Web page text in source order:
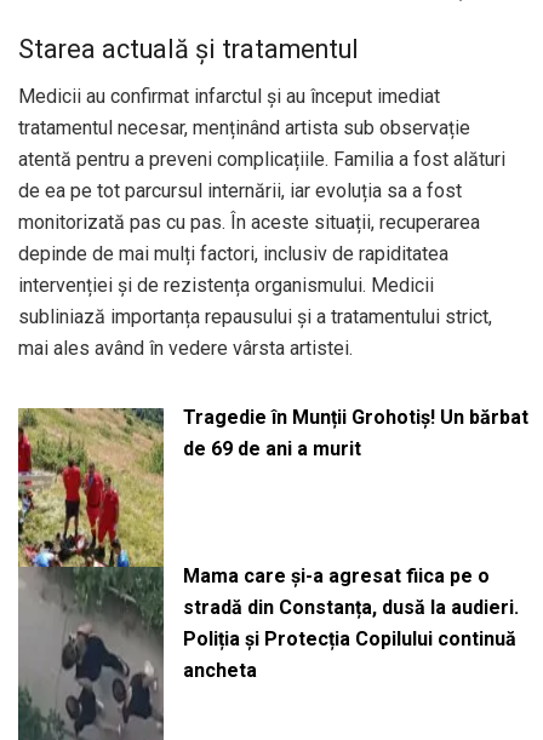
Starea actuală și tratamentul
Medicii au confirmat infarctul și au început imediat
tratamentul necesar, menținând artista sub observație
atentă pentru a preveni complicațiile. Familia a fost alături
de ea pe tot parcursul internării, iar evoluția sa a fost
monitorizată pas cu pas. În aceste situații, recuperarea
depinde de mai mulți factori, inclusiv de rapiditatea
intervenției și de rezistența organismului. Medicii
subliniază importanța repausului și a tratamentului strict,
mai ales având în vedere vârsta artistei.
Tragedie în Munții Grohotiș! Un bărbat
de 69 de ani a murit
Mama care și-a agresat fiica pe o
stradă din Constanța, dusă la audieri.
Poliția și Protecția Copilului continuă
ancheta